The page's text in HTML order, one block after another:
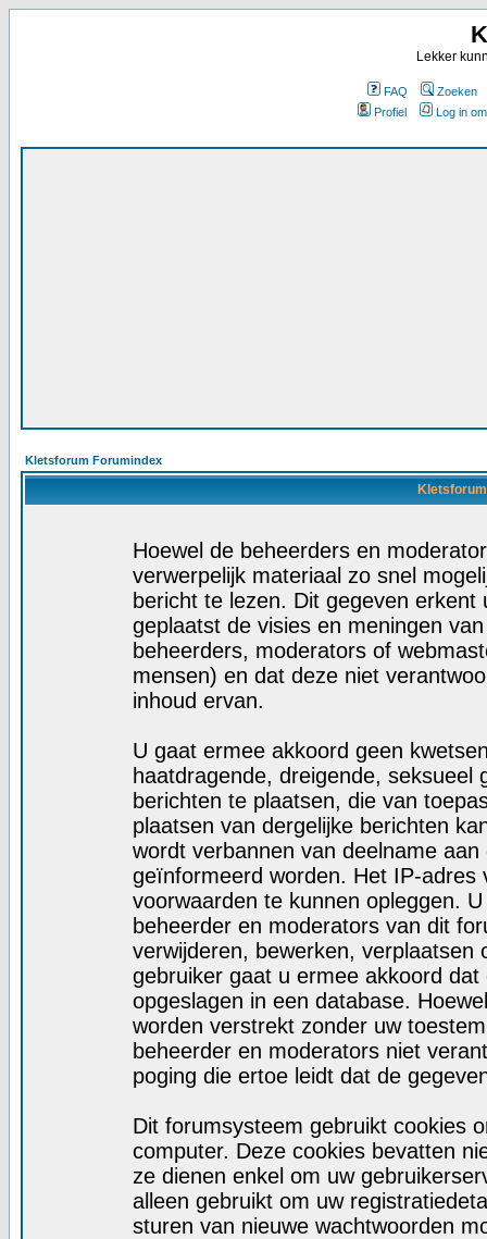
Lekker
FAQ
Zoeken
Profiel
Log in
Kletsforum Forumindex
Hoewel de beheerders en
verwerpelijk materiaal zo snel
bericht te lezen. Dit gegeven
geplaatst de visies en meningen
beheerders, moderators of
mensen) en dat deze niet
inhoud ervan.
U gaat ermee akkoord geen
haatdragende, dreigende, seksueel
berichten te plaatsen, die van
plaatsen van dergelijke berichten
wordt verbannen van deelname
geïnformeerd worden. Het IP-adres
voorwaarden te kunnen opleggen.
beheerder en moderators van dit
verwijderen, bewerken, verplaatsen
gebruiker gaat u ermee akkoord
opgeslagen in een database.
worden verstrekt zonder uw
beheerder en moderators niet
poging die ertoe leidt dat de
Dit forumsysteem gebruikt cookies
computer. Deze cookies bevatten
ze dienen enkel om uw
alleen gebruikt om uw
sturen van nieuwe wachtwoorden